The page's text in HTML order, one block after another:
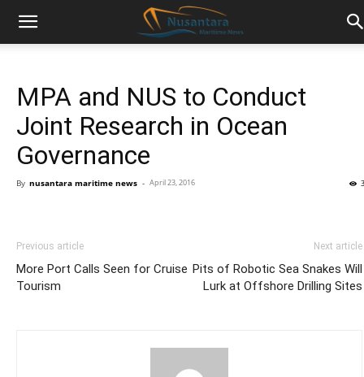
MPA and NUS to Conduct
Joint Research in Ocean
Governance
By nusantara maritime news - April 23, 2016
Previous article
More Port Calls Seen for Cruise
Tourism
Next article
Pits of Robotic Sea Snakes Will
Lurk at Offshore Drilling Sites